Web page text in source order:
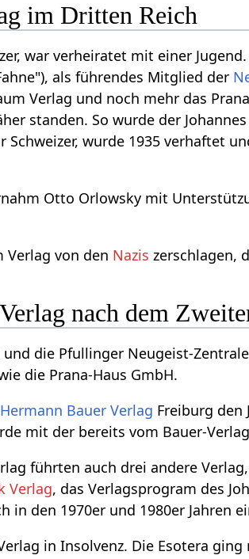
im Dritten Reich
war verheiratet mit einer
als führendes Mitglied der
Verlag und noch mehr das
standen. So wurde der
Schweizer, wurde 1935 verhaftet
Otto Orlowsky mit
Verlag von den Nazis zerschlagen,
nach dem
die Pfullinger Neugeist-
die Prana-Haus GmbH.
Hermann Bauer Verlag Freiburg den
mit der bereits vom Bauer-
führten auch drei andere
Verlag, das Verlagsprogram des
in den 1970er und 1980er Jahren
in Insolvenz. Die Esotera